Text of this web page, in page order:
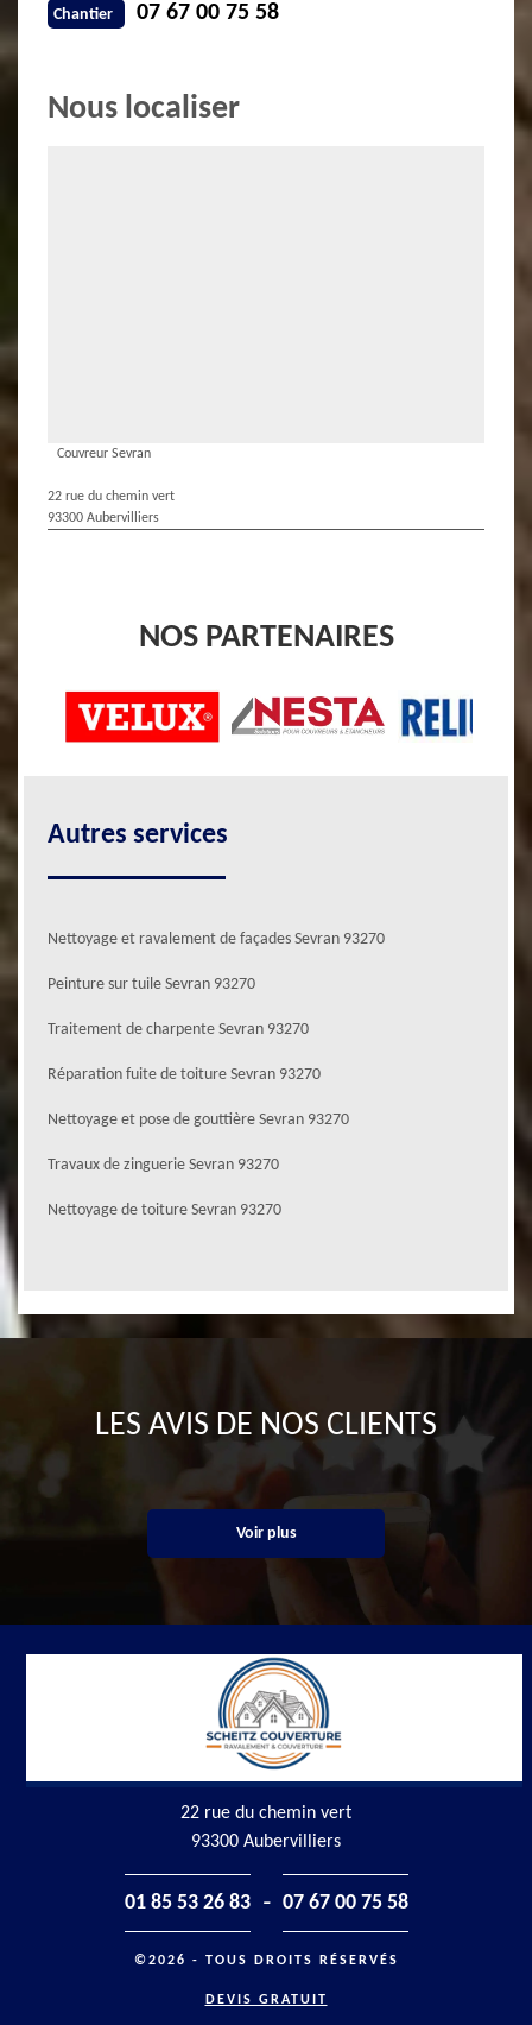
Chantier 07 67 00 75 58
Nous localiser
Couvreur Sevran
22 rue du chemin vert
93300 Aubervilliers
NOS PARTENAIRES
Autres services
Nettoyage et ravalement de façades Sevran 93270
Peinture sur tuile Sevran 93270
Traitement de charpente Sevran 93270
Réparation fuite de toiture Sevran 93270
Nettoyage et pose de gouttière Sevran 93270
Travaux de zinguerie Sevran 93270
Nettoyage de toiture Sevran 93270
LES AVIS DE NOS CLIENTS
Voir plus
22 rue du chemin vert
93300 Aubervilliers
01 85 53 26 83 - 07 67 00 75 58
©2026 - TOUS DROITS RÉSERVÉS
DEVIS GRATUIT